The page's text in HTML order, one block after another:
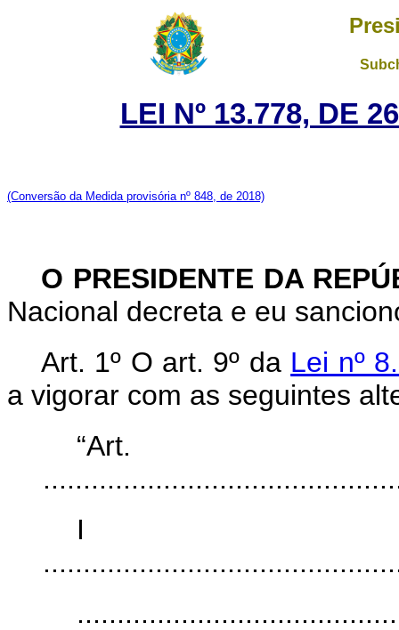
LEI Nº 13.778, DE
(Conversão da Medida provisória nº 848, de 2018)
O PRESIDENTE DA
Nacional decreta e eu
Art. 1º O art. 9º da Lei nº
a vigorar com as seguintes
I